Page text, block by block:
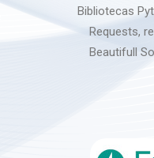
Bibliotecas
Requests,
Beautifull